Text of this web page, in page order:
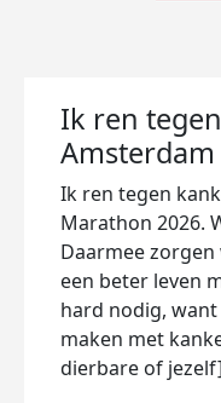
Ik ren
Ik ren tegen
Marathon 2026.
Daarmee zorgen
een beter leven
hard nodig,
maken met
dierbare of